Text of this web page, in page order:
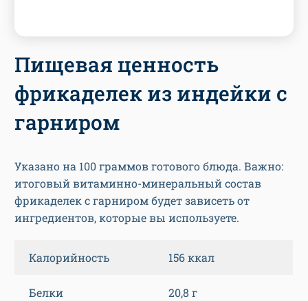
Пищевая ценность
фрикаделек из индейки с
гарниром
Указано на 100 граммов готового блюда. Важно:
итоговый витаминно-минеральный состав
фрикаделек с гарниром будет зависеть от
ингредиентов, которые вы используете.
Калорийность 156 ккал
Белки 20,8 г